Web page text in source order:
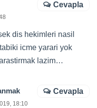
dis hekimleri nasil
icme yarari yok
lazim…
Cevapla
18:10
Cevapla